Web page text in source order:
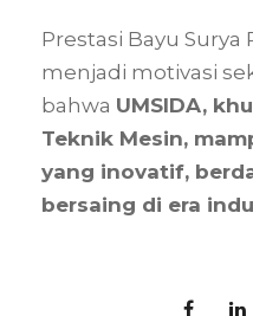
Prestasi Bayu
menjadi motivasi
bahwa UMSIDA,
Teknik Mesin,
yang inovatif,
bersaing di era